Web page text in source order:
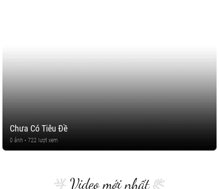
Chưa Có Tiêu Đề
0 ảnh • 722 lượt xem
Video mới nhất